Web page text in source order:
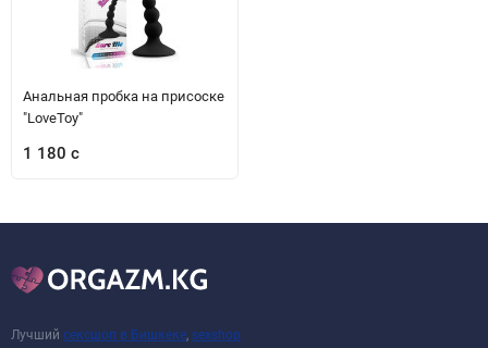
Анальная пробка на присоске
"LoveToy"
1 180 с
Лучший сексшоп в Бишкеке sexshop